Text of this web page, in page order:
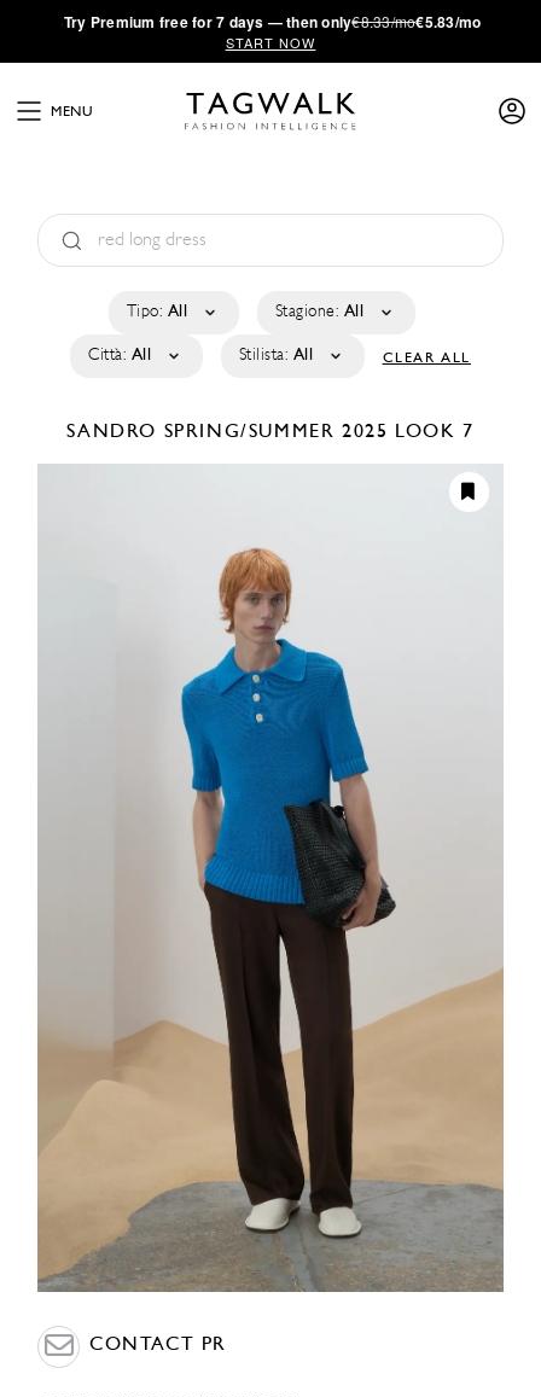
·Try Premium free for 7 days — then only€8.33/mo€5.83/mo
START NOW
MENU
Tipo: All Stagione: All
Città: All Stilista: All CLEAR ALL
SANDRO SPRING/SUMMER 2025 LOOK 7
CONTACT PR